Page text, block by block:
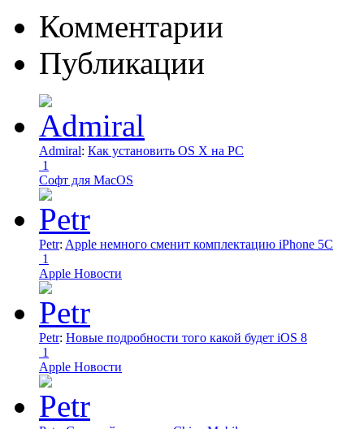
Комментарии
Публикации
Admiral: Как установить OS X на PC
1
Софт для MacOS
Petr: Apple немного сменит комплектацию iPhone 5C
1
Apple Новости
Petr: Новые подробности того какой будет iOS 8
1
Apple Новости